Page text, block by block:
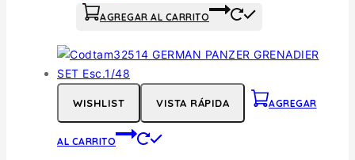
AGREGAR AL CARRITO
WISHLIST VISTA RÁPIDA AGREGAR
AL CARRITO